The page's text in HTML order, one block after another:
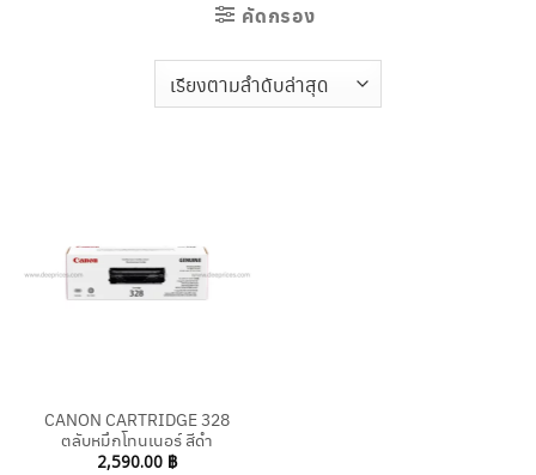
คัดกรอง
CANON CARTRIDGE 328
ตลับหมึกโทนเนอร์ สีดำ
2,590.00 ฿